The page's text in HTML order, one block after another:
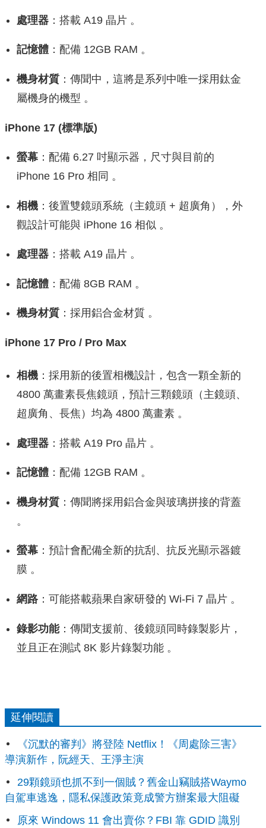
處理器 ：搭載 A19 晶片 。
記憶體 ：配備 12GB RAM 。
機身材質 ：傳聞中，這將是系列中唯一採用鈦金
屬機身的機型 。
iPhone 17 (標準版)
螢幕 ：配備 6.27 吋顯示器，尺寸與目前的
iPhone 16 Pro 相同 。
相機 ：後置雙鏡頭系統（主鏡頭 + 超廣角），外
觀設計可能與 iPhone 16 相似 。
處理器 ：搭載 A19 晶片 。
記憶體 ：配備 8GB RAM 。
機身材質 ：採用鋁合金材質 。
iPhone 17 Pro / Pro Max
相機 ：採用新的後置相機設計，包含一顆全新的
4800 萬畫素長焦鏡頭，預計三顆鏡頭（主鏡頭、
超廣角、長焦）均為 4800 萬畫素 。
處理器 ：搭載 A19 Pro 晶片 。
記憶體 ：配備 12GB RAM 。
機身材質 ：傳聞將採用鋁合金與玻璃拼接的背蓋
。
螢幕 ：預計會配備全新的抗刮、抗反光顯示器鍍
膜 。
網路 ：可能搭載蘋果自家研發的 Wi-Fi 7 晶片 。
錄影功能：傳聞支援前、後鏡頭同時錄製影片，
並且正在測試 8K 影片錄製功能 。
延伸閱讀
《沉默的審判》將登陸 Netflix！《周處除三害》
導演新作，阮經天、王淨主演
29顆鏡頭也抓不到一個賊？舊金山竊賊搭Waymo
自駕車逃逸，隱私保護政策竟成警方辦案最大阻礙
原來 Windows 11 會出賣你？FBI 靠 GDID 識別